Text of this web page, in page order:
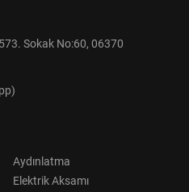
Sokak No:60, 06370
Aydınlatma
Elektrik Aksamı